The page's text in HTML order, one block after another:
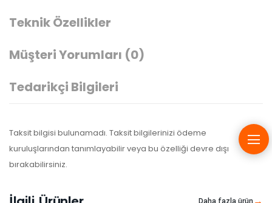
Teknik Özellikler
Müşteri Yorumları (0)
Tedarikçi Bilgileri
Taksit bilgisi bulunamadı. Taksit bilgilerinizi ödeme
kuruluşlarından tanımlayabilir veya bu özelliği devre dışı
bırakabilirsiniz.
Daha fazla ürün